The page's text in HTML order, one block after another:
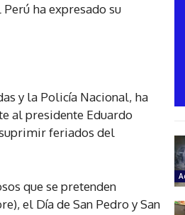
ha expresado su
y la Policía Nacional, ha
al presidente Eduardo
suprimir feriados del
que se pretenden
el Día de San Pedro y San